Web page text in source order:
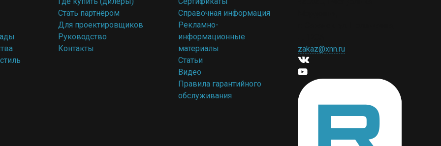
Стать партнёром
Для проектировщиков
Руководство
Контакты
Справочная информация
Рекламно-
информационные
материалы
Статьи
Видео
Правила гарантийного
обслуживания
zakaz@xnn.ru